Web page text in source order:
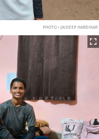
PHOTO • JAIDEEP HARDIKAR